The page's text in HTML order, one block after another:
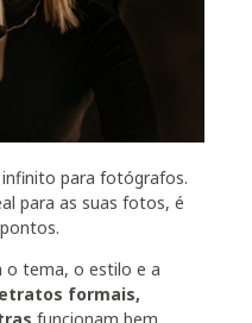
para fotógrafos.
para as suas fotos, é
o tema, o estilo e a
formais,